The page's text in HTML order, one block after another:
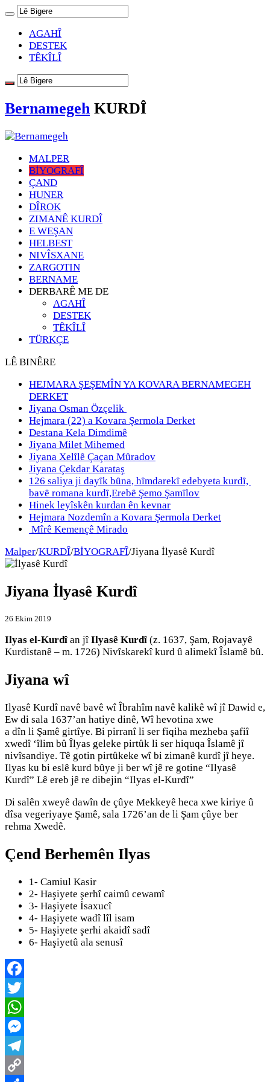
AGAHÎ
DESTEK
TÊKÎLÎ
Bernamegeh KURDÎ
MALPER
BİYOGRAFÎ
ÇAND
HUNER
DÎROK
ZIMANÊ KURDÎ
E WEŞAN
HELBEST
NIVÎSXANE
ZARGOTIN
BERNAME
DERBARÊ ME DE
AGAHÎ
DESTEK
TÊKÎLÎ
TÜRKÇE
LÊ BINÊRE
HEJMARA ŞEŞEMÎN YA KOVARA BERNAMEGEH
DERKET
Jiyana Osman Özçelik
Hejmara (22) a Kovara Şermola Derket
Destana Kela Dimdimê
Jiyana Milet Mihemed
Jiyana Xelȋlȇ Çaçan Mȗradov
Jiyana Çekdar Karataş
126 saliya ji dayȋk bȗna, hȋmdarekȋ edebyeta kurdȋ,
bavȇ romana kurdȋ,Erebȇ Şemo Şamȋlov
Hinek leyîskên kurdan ên kevnar
Hejmara Nozdemîn a Kovara Şermola Derket
Mîrê Kemençê Mirado
Malper/KURDÎ/BİYOGRAFÎ/Jiyana İlyasê Kurdî
Jiyana İlyasê Kurdî
26 Ekim 2019
Ilyas el-Kurdî an jî Ilyasê Kurdî (z. 1637, Şam, Rojavayê
Kurdistanê – m. 1726) Nivîskarekî kurd û alimekî Îslamê bû.
Jiyana wî
Ilyasê Kurdî navê bavê wî Îbrahîm navê kalikê wî jî Dawid e,
Ew di sala 1637’an hatiye dinê, Wî hevotina xwe
a dîn li Şamê girtîye. Bi pirranî li ser fiqiha mezheba şafiî
xwedî ‘îlim bû Îlyas geleke pirtûk li ser hiquqa Îslamê jî
nivîsandiye. Tê gotin pirtûkeke wî bi zimanê kurdî jî heye.
Ilyas ku bi eslê kurd bûye ji ber wî jê re gotine “Ilyasê
Kurdî” Lê ereb jê re dibejin “Ilyas el-Kurdî”
Di salên xweyê dawîn de çûye Mekkeyê heca xwe kiriye û
dîsa vegeriyaye Şamê, sala 1726’an de li Şam çûye ber
rehma Xwedê.
Çend Berhemên Ilyas
1- Camiul Kasir
2- Haşiyete şerhî caimû cewamî
3- Haşiyete İsaxucî
4- Haşiyete wadî lîl isam
5- Haşiyete şerhi akaidî sadî
6- Haşiyetû ala senusî
Facebook
Twitter
WhatsApp
Messenger
Telegram